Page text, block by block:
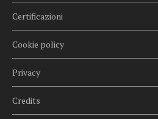
Certificazioni
Cookie policy
Privacy
Credits